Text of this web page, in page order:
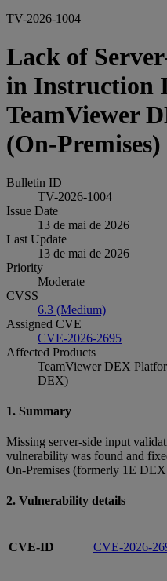
TV-2026-1004
Lack of
in Instruction
TeamViewer
(On-Premises)
Bulletin ID
TV-2026-1004
Issue Date
13 de mai de 2026
Last Update
13 de mai de 2026
Priority
Moderate
CVSS
6.3 (Medium)
Assigned CVE
CVE-2026-2695
Affected Products
TeamViewer DEX
DEX)
1. Summary
Missing server-side input
vulnerability was found and
On-Premises (formerly 1E
2. Vulnerability details
CVE-ID CVE-2026-